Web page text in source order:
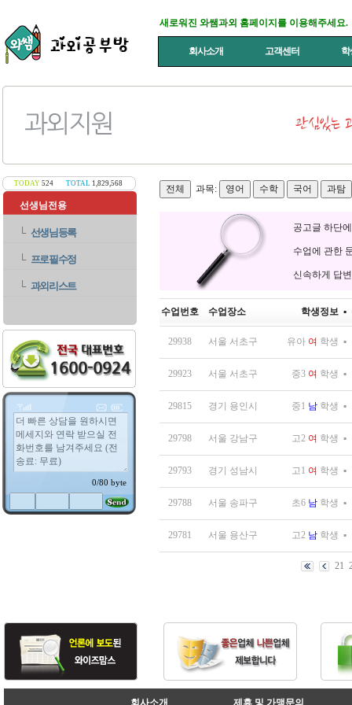
새로워진 와쌤과외 홈페이지를 이용해주세요.
회사소개 고객센터
과목:
공고글 하단
수업에 관한
신속하게 답
수업번호 수업장소 학생정보 ▪
29938 서울 서초구 유아 여 학생 ▪
29923 서울 서초구 중3 여 학생 ▪
29815 경기 용인시 중1 남 학생 ▪
29798 서울 강남구 고2 여 학생 ▪
29793 경기 성남시 고1 여 학생 ▪
29788 서울 송파구 초6 남 학생 ▪
29781 서울 용산구 고2 남 학생 ▪
21
TODAY 524 TOTAL 1,829,568
선생님전용
└ 선생님등록
└ 프로필수정
└ 과외리스트
회사소개 제휴 및 가맹문의